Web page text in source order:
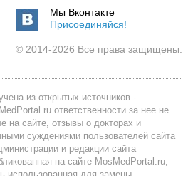
Мы Вконтакте
Присоединяйся!
© 2014-2026 Все права защищены.
из открытых источников -
ответственности за нее не
на сайте, отзывы о докторах и
суждениями пользователей сайта
и редакции сайта
на сайте MosMedPortal.ru,